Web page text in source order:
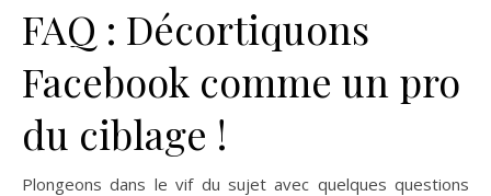
FAQ : Décortiquons
Facebook comme un pro
du ciblage !
Plongeons dans le vif du sujet avec quelques questions